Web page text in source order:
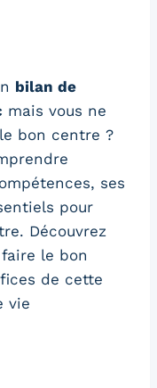
bilan de
mais vous ne
bon centre ?
ses
pour
Découvrez
le bon
de cette
vie